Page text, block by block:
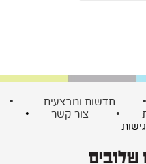
חדשות ומבצעים •
• צור קשר
•